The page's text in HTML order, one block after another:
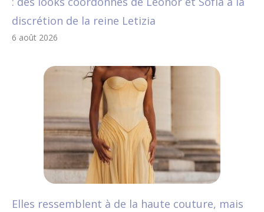
discrétion de la reine Letizia
6 août 2026
Elles ressemblent à de la haute couture, mais